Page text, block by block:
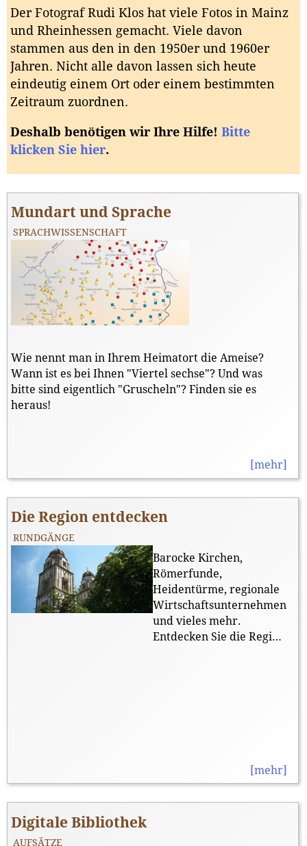
Der Fotograf Rudi Klos hat viele Fotos in Mainz
und Rheinhessen gemacht. Viele davon
stammen aus den in den 1950er und 1960er
Jahren. Nicht alle davon lassen sich heute
eindeutig einem Ort oder einem bestimmten
Zeitraum zuordnen.
Deshalb benötigen wir Ihre Hilfe! Bitte
klicken Sie hier.
Mundart und Sprache
SPRACHWISSENSCHAFT
Wie nennt man in Ihrem Heimatort die Ameise?
Wann ist es bei Ihnen "Viertel sechse"? Und was
bitte sind eigentlich "Gruscheln"? Finden sie es
heraus!
[mehr]
Die Region entdecken
RUNDGÄNGE
Barocke Kirchen,
Römerfunde,
Heidentürme, regionale
Wirtschaftsunternehmen
und vieles mehr.
Entdecken Sie die Region
[mehr]
Digitale Bibliothek
AUFSÄTZE